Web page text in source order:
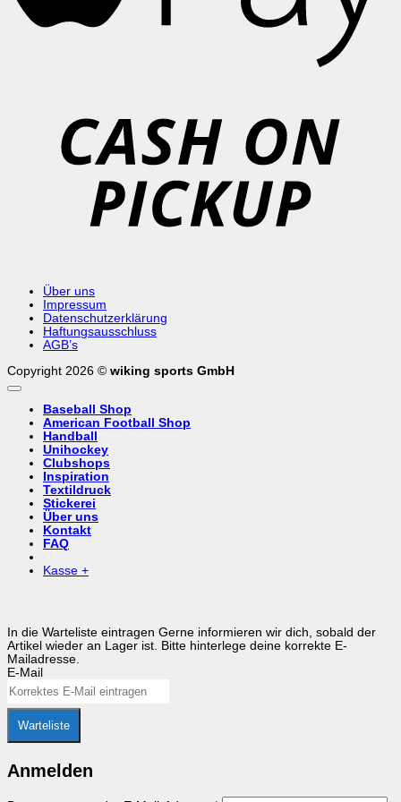
Über uns
Impressum
Datenschutzerklärung
Haftungsausschluss
AGB’s
Copyright 2026 © wiking sports GmbH
Baseball Shop
American Football Shop
Handball
Unihockey
Clubshops
Inspiration
Textildruck
Stickerei
Über uns
Kontakt
FAQ
Kasse +
In die Warteliste eintragen Gerne informieren wir dich, sobald der
Artikel wieder an Lager ist. Bitte hinterlege deine korrekte E-
Mailadresse.
E-Mail
Warteliste
Anmelden